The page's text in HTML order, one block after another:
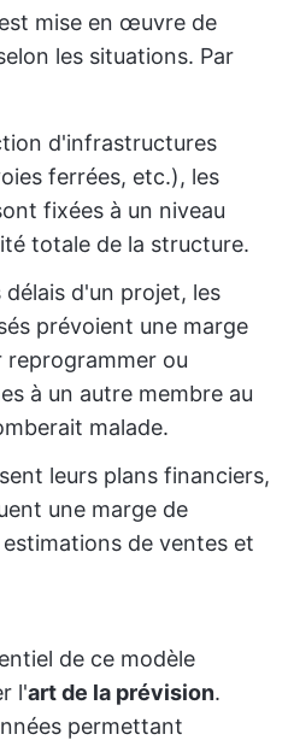
mise en œuvre de
les situations. Par
d'infrastructures
ferrées, etc.), les
fixées à un niveau
totale de la structure.
d'un projet, les
prévoient une marge
ou
à un autre membre au
malade.
leurs plans financiers,
une marge de
de ventes et
de ce modèle
l'art de la prévision.
permettant